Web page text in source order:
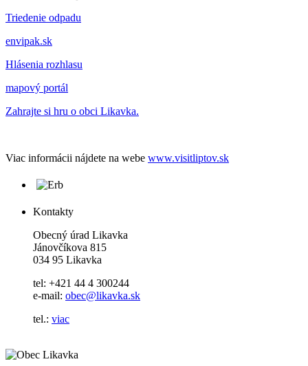
Triedenie odpadu
envipak.sk
Hlásenia rozhlasu
mapový portál
Zahrajte si hru o obci Likavka.
Viac informácii nájdete na webe www.visitliptov.sk
Kontakty
Obecný úrad Likavka
Jánovčíkova 815
034 95 Likavka
tel: +421 44 4 300244
e-mail: obec@likavka.sk
tel.: viac